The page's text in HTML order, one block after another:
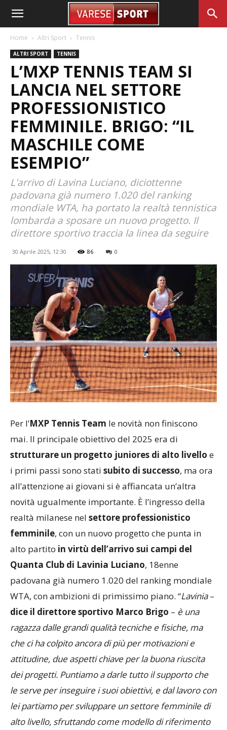
Home Altri Sport Tennis
ALTRI SPORT TENNIS
L’MXP TENNIS TEAM SI
LANCIA NEL SETTORE
PROFESSIONISTICO
FEMMINILE. BRIGO: “IL
MASCHILE COME
ESEMPIO”
L'arrivo di Lavina Luciano, diciottenne
padovana già numero 1.020 del ranking
mondiale WTA, ha portato la realtà tennistica
lombarda a sposare un nuovo progetto. Il
direttore sportivo traccia la linea da seguire
30 Aprile 2025, 12:30 86 0
Per l’MXP Tennis Team le novità non finiscono
mai. Il principale obiettivo del 2025 era di
strutturare un progetto juniores di alto livello e
i primi passi sono stati subito di successo, ma ora
all’attenzione ai giovani si è affiancata un’altra
novità ugualmente importante. È l’ingresso della
realtà milanese nel settore professionistico
femminile, con un nuovo progetto che punta in
alto partito in virtù dell’arrivo sui campi del
Quanta Club di Lavinia Luciano, 18enne
padovana già numero 1.020 del ranking mondiale
WTA, con ambizioni di primissimo piano. “Lavinia–
dice il direttore sportivo Marco Brigo – è una
ragazza dalle grandi qualità tecniche e fisiche, ma
che ci ha colpito ancora di più per motivazioni e
attitudine, due aspetti chiave per la buona riuscita
dei progetti. Puntiamo a darle tutto il supporto che
le serve per inseguire i suoi obiettivi, e dal lavoro con
lei partiamo per sviluppare un settore femminile di
alto livello, sfruttando come modello di riferimento